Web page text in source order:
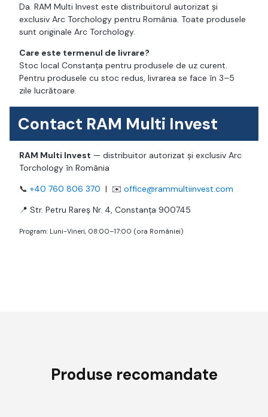
Da. RAM Multi Invest este distribuitorul autorizat și
exclusiv Arc Torchology pentru România. Toate produsele
sunt originale Arc Torchology.
Care este termenul de livrare?
Stoc local Constanța pentru produsele de uz curent.
Pentru produsele cu stoc redus, livrarea se face în 3–5
zile lucrătoare.
Contact RAM Multi Invest
RAM Multi Invest — distribuitor autorizat și exclusiv Arc
Torchology în România
📞 +40 760 806 370 | ✉️ office@rammultiinvest.com
📍 Str. Petru Rareș Nr. 4, Constanța 900745
Program: Luni-Vineri, 08:00–17:00 (ora României)
Produse recomandate